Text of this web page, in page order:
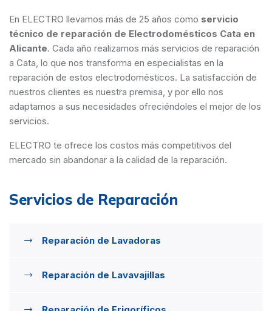
En ELECTRO llevamos más de 25 años como servicio
técnico de reparación de Electrodomésticos Cata en
Alicante. Cada año realizamos más servicios de reparación
a Cata, lo que nos transforma en especialistas en la
reparación de estos electrodomésticos. La satisfacción de
nuestros clientes es nuestra premisa, y por ello nos
adaptamos a sus necesidades ofreciéndoles el mejor de los
servicios.
ELECTRO te ofrece los costos más competitivos del
mercado sin abandonar a la calidad de la reparación.
Servicios de Reparación
Reparación de Lavadoras
Reparación de Lavavajillas